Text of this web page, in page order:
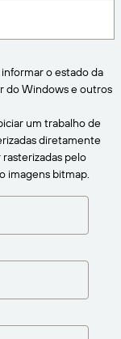
o estado da
do Windows e outros
um trabalho de
diretamente
pelo
imagens bitmap.